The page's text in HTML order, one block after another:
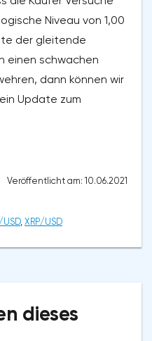
Niveau von 1,00
der gleitende
einen schwachen
dann können wir
Update zum
Veröffentlicht am: 10.06.2021
, XRP/USD
dieses